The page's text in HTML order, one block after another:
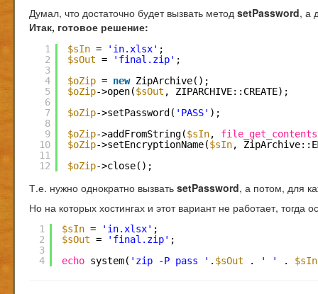
Думал, что достаточно будет вызвать метод setPassword, а
Итак, готовое решение:
1
2
3
4
5
6
7
8
9
10
11
12
$sIn = 'in.xlsx' ;
$sOut = 'final.zip' ;
$oZip = new ZipArchive();
$oZip->open($sOut , ZIPARCHIVE::CREATE);
$oZip->setPassword( 'PASS' );
$oZip->addFromString($sIn, file_get_contents
$oZip->setEncryptionName($sIn,
$oZip->close();
Т.е. нужно однократно вызвать setPassword, а потом, для
Но на которых хостингах и этот вариант не работает, тогда
1
2
3
4
$sIn = 'in.xlsx' ;
$sOut = 'final.zip' ;
echo system( 'zip -P pass ' . $sOut . ' ' . $sIn